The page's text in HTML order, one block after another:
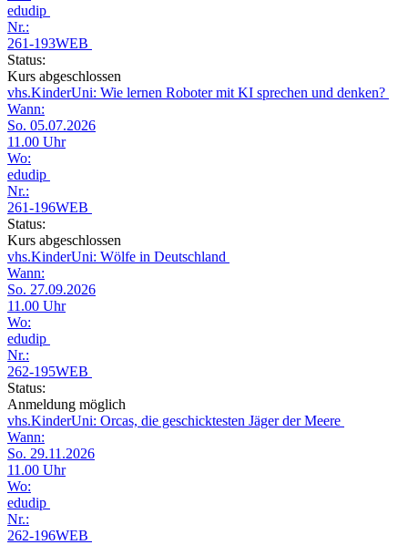
edudip
Nr.:
261-193WEB
Status:
Kurs abgeschlossen
vhs.KinderUni: Wie lernen Roboter mit KI sprechen und denken?
Wann:
So. 05.07.2026
11.00 Uhr
Wo:
edudip
Nr.:
261-196WEB
Status:
Kurs abgeschlossen
vhs.KinderUni: Wölfe in Deutschland
Wann:
So. 27.09.2026
11.00 Uhr
Wo:
edudip
Nr.:
262-195WEB
Status:
Anmeldung möglich
vhs.KinderUni: Orcas, die geschicktesten Jäger der Meere
Wann:
So. 29.11.2026
11.00 Uhr
Wo:
edudip
Nr.:
262-196WEB